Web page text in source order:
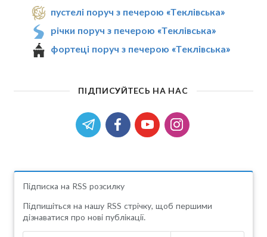
пустелі поруч з печерою «Теклівська»
річки поруч з печерою «Теклівська»
фортеці поруч з печерою «Теклівська»
ПІДПИСУЙТЕСЬ НА НАС
Підписка на RSS розсилку
Підпишіться на нашу RSS стрічку, щоб першими
дізнаватися про нові публікації.